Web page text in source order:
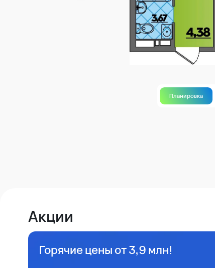
Планировка
Акции
Горячие цены от 3,9 млн!